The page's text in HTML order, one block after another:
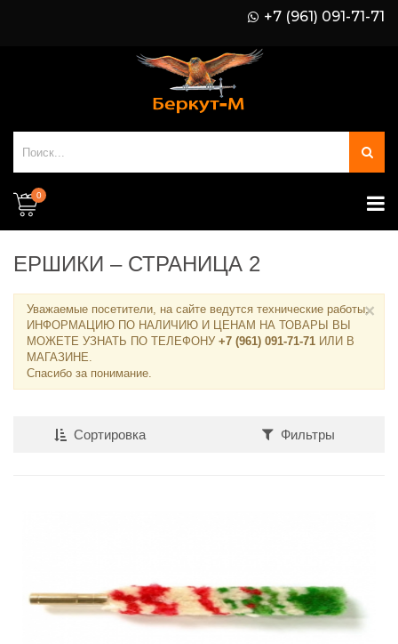
+7 (961) 091-71-71
0
ЕРШИКИ – СТРАНИЦА 2
Уважаемые посетители, на сайте ведутся технические работы.
ИНФОРМАЦИЮ ПО НАЛИЧИЮ И ЦЕНАМ НА ТОВАРЫ ВЫ
МОЖЕТЕ УЗНАТЬ ПО ТЕЛЕФОНУ +7 (961) 091-71-71 ИЛИ В
МАГАЗИНЕ.
Спасибо за понимание.
×
Сортировка Фильтры